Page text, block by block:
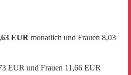
EUR monatlich und Frauen 8,03
EUR und Frauen 11,66 EUR